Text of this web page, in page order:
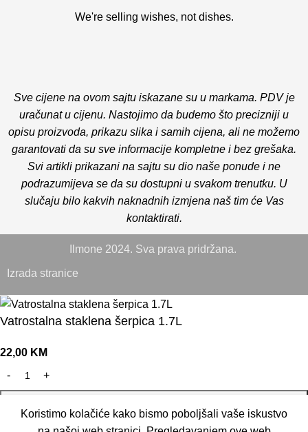
We're selling wishes, not dishes.
Sve cijene na ovom sajtu iskazane su u markama. PDV je
uračunat u cijenu. Nastojimo da budemo što precizniji u
opisu proizvoda, prikazu slika i samih cijena, ali ne možemo
garantovati da su sve informacije kompletne i bez grešaka.
Svi artikli prikazani na sajtu su dio naše ponude i ne
podrazumijeva se da su dostupni u svakom trenutku. U
slučaju bilo kakvih naknadnih izmjena naš tim će Vas
kontaktirati.
Ilmone 2024. Sva prava pridržana.
Izrada stranice
Koristimo kolačiće kako bismo poboljšali vaše iskustvo
Vatrostalna staklena šerpica 1.7L
22,00 KM